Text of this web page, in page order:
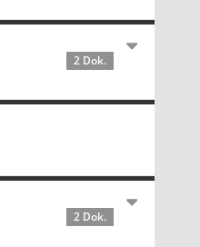
2 Dok.
2 Dok.